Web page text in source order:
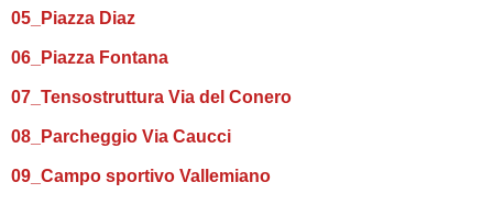
05_Piazza Diaz
06_Piazza Fontana
07_Tensostruttura Via del Conero
08_Parcheggio Via Caucci
09_Campo sportivo Vallemiano